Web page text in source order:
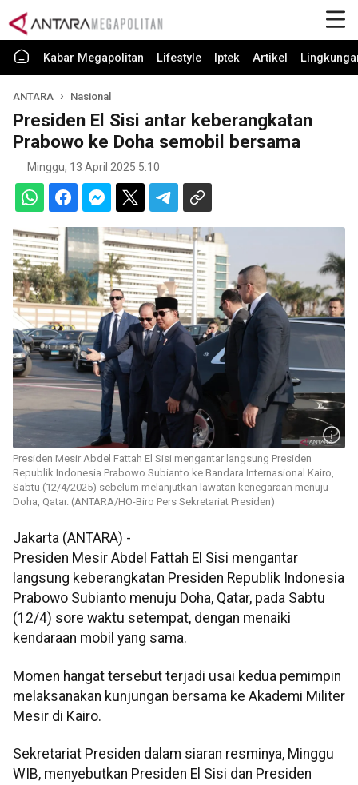
Kabar Megapolitan Lifestyle Iptek Artikel
ANTARA Nasional
Presiden El Sisi antar keberangkatan
Prabowo ke Doha semobil bersama
Minggu, 13 April 2025 5:10
Presiden Mesir Abdel Fattah El Sisi mengantar langsung Presiden
Republik Indonesia Prabowo Subianto ke Bandara Internasional Kairo,
Sabtu (12/4/2025) sebelum melanjutkan lawatan kenegaraan menuju
Doha, Qatar. (ANTARA/HO-Biro Pers Sekretariat Presiden)
Jakarta (ANTARA) -
Presiden Mesir Abdel Fattah El Sisi mengantar
langsung keberangkatan Presiden Republik Indonesia
Prabowo Subianto menuju Doha, Qatar, pada Sabtu
(12/4) sore waktu setempat, dengan menaiki
kendaraan mobil yang sama.
Momen hangat tersebut terjadi usai kedua pemimpin
melaksanakan kunjungan bersama ke Akademi Militer
Mesir di Kairo.
Sekretariat Presiden dalam siaran resminya, Minggu
WIB, menyebutkan Presiden El Sisi dan Presiden